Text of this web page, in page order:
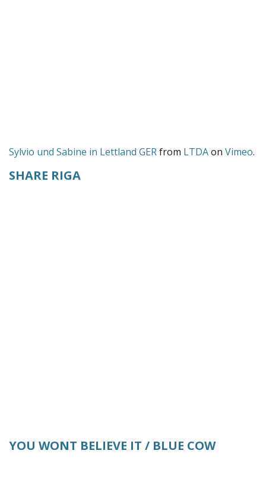
Sylvio und Sabine in Lettland GERfrom LTDAon Vimeo.
SHARE RIGA
YOU WONT BELIEVE IT / BLUE COW